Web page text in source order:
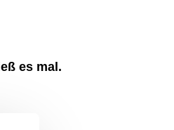
es mal.